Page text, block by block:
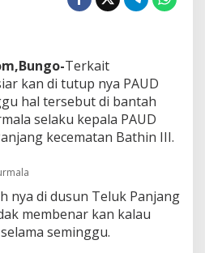
a
k
s
a
u
u
,
D
i
Terkait
kan di tutup nya PAUD
hal tersebut di bantah
selaku kepala PAUD
kecematan Bathin III.
nya di dusun Teluk Panjang
membenar kan kalau
seminggu.